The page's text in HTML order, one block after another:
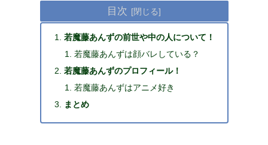
目次
若魔藤あんずの前世や中の人について！
若魔藤あんずは顔バレしている？
若魔藤あんずのプロフィール！
若魔藤あんずはアニメ好き
まとめ